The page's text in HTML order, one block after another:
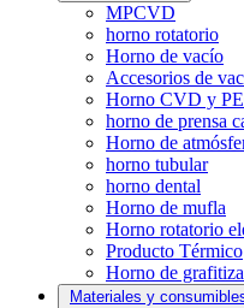
MPCVD
horno rotatorio
Horno de vacío
Accesorios de
Horno CVD y
horno de prensa
Horno de
horno tubular
horno dental
Horno de mufla
Horno rotatorio
Producto Térmico
Horno de
Materiales y